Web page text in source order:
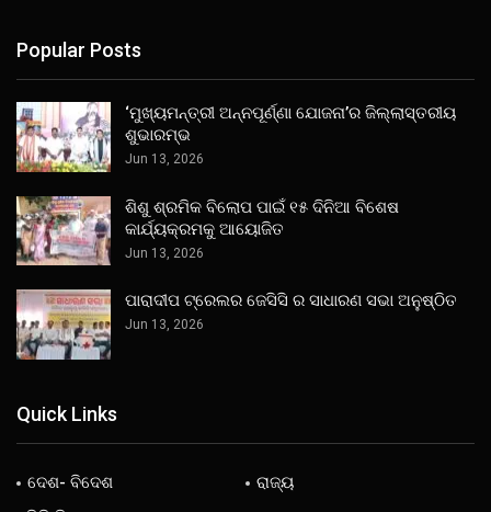
Popular Posts
‘ମୁଖ୍ୟମନ୍ତ୍ରୀ ଅନ୍ନପୂର୍ଣ୍ଣା ଯୋଜନା’ର ଜିଲ୍ଲାସ୍ତରୀୟ
ଶୁଭାରମ୍ଭ
Jun 13, 2026
ଶିଶୁ ଶ୍ରମିକ ବିଲୋପ ପାଇଁ ୧୫ ଦିନିଆ ବିଶେଷ
କାର୍ଯ୍ୟକ୍ରମକୁ ଆୟୋଜିତ
Jun 13, 2026
ପାରାଦୀପ ଟ୍ରେଲର ଜେସିସି ର ସାଧାରଣ ସଭା ଅନୁଷ୍ଠିତ
Jun 13, 2026
Quick Links
ଦେଶ- ବିଦେଶ
ରାଜ୍ୟ